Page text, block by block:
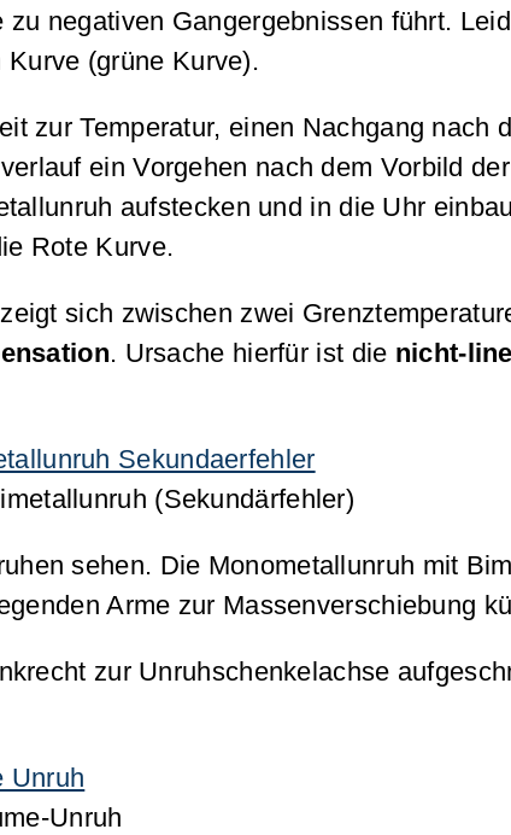
negativen Gangergebnissen führt.
(grüne Kurve).
zur Temperatur, einen Nachgang nach
ein Vorgehen nach dem Vorbild
aufstecken und in die Uhr
Rote Kurve.
sich zwischen zwei
. Ursache hierfür ist die nicht-
(Sekundärfehler)
sehen. Die Monometallunruh mit
Arme zur Massenverschiebung
zur Unruhschenkelachse
Unruh